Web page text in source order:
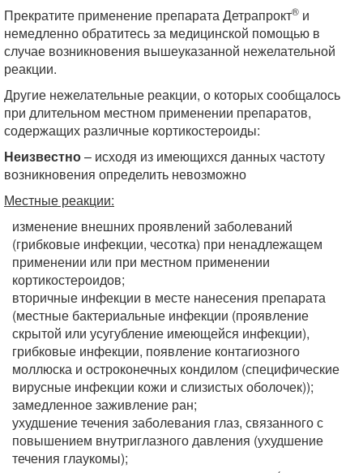
Прекратите применение препарата Детрапрокт® и
немедленно обратитесь за медицинской помощью в
случае возникновения вышеуказанной нежелательной
реакции.
Другие нежелательные реакции, о которых сообщалось
при длительном местном применении препаратов,
содержащих различные кортикостероиды:
Неизвестно– исходя из имеющихся данных частоту
возникновения определить невозможно
Местные реакции:
изменение внешних проявлений заболеваний
(грибковые инфекции, чесотка) при ненадлежащем
применении или при местном применении
кортикостероидов;
вторичные инфекции в месте нанесения препарата
(местные бактериальные инфекции (проявление
скрытой или усугубление имеющейся инфекции),
грибковые инфекции, появление контагиозного
моллюска и остроконечных кондилом (специфические
вирусные инфекции кожи и слизистых оболочек));
замедленное заживление ран;
ухудшение течения заболевания глаз, связанного с
повышением внутриглазного давления (ухудшение
течения глаукомы);